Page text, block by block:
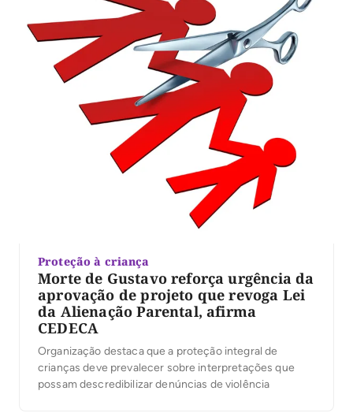
Proteção à criança
Morte de Gustavo reforça urgência da
aprovação de projeto que revoga Lei
da Alienação Parental, afirma
CEDECA
Organização destaca que a proteção integral de
crianças deve prevalecer sobre interpretações que
possam descredibilizar denúncias de violência